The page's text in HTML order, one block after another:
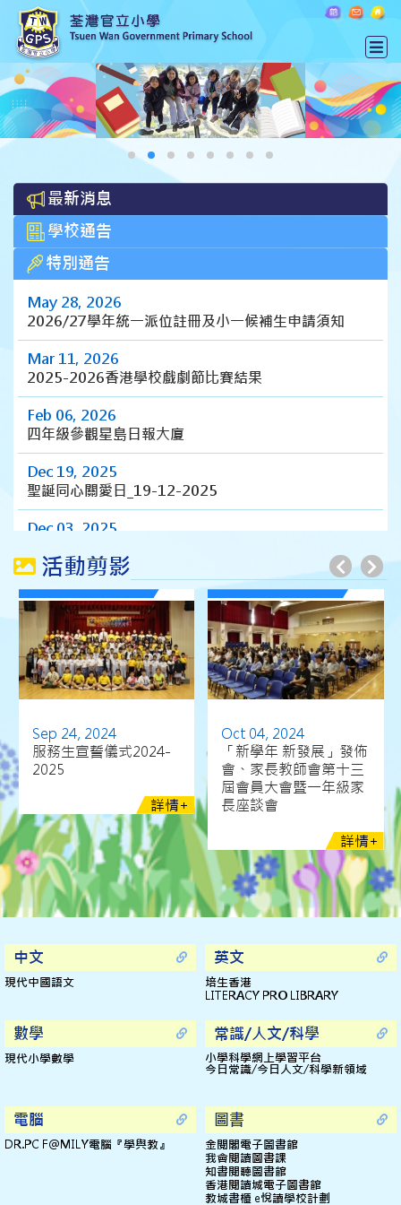
最新消息
學校通告
特別通告
May 28, 2026
2026/27學年統一派位註冊及小一候補生申請須知
Mar 11, 2026
2025-2026香港學校戲劇節比賽結果
Feb 06, 2026
四年級參觀星島日報大廈
Dec 19, 2025
聖誕同心關愛日_19-12-2025
Dec 03, 2025
Nov 04, 2025
2025-2026年荃灣區小學校際田徑比賽
Oct 24, 2025
一、二年級親子旅行_24-10-2025
Oct 03, 2025
第十四屆常務委員選舉暨一年級家長座談會
Aug 27, 2025
2025-2026迎新日暨家長座談會簡報
Jul 10, 2025
2024-2025年度一至五年級下學頒獎禮
Jun 30, 2025
2024-2025年度畢業典禮暨頒獎禮
Jul 02, 2025
男子組勇奪荃灣區小學校際比賽總冠軍
2024-2025年度荃灣區小學校際游泳比賽
Feb 02, 2025
2024-2025年度荃灣區小學校際排球比賽
May 15, 2025
2024-2025年度第六十一屆學校舞蹈節
2024-2025年度荃灣區小學校際羽毛球比賽
活動剪影
Sep 24, 2024
服務生宣誓儀式2024-
2025
詳情+
Oct 04, 2024
「新學年 新發展」發佈
會、家長教師會第十三
屆會員大會暨一年級家
長座談會
詳情+
中文
現代中國語文
英文
培生香港
LITERACY PRO LIBRARY
數學
現代小學數學
常識/人文/科學
小學科學網上學習平台
今日常識/今日人文/科學新領域
電腦
DR.PC F@MILY電腦『學與教』
圖書
金閱閣電子圖書館
我會閱讀圖書課
知書閱聽圖書館
香港閱讀城電子圖書館
教城書櫃 e悅讀學校計劃